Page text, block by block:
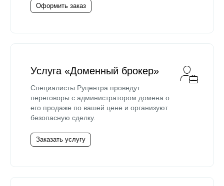
Оформить заказ
Услуга «Доменный брокер»
Специалисты Руцентра проведут
переговоры с администратором домена о
его продаже по вашей цене и организуют
безопасную сделку.
Заказать услугу